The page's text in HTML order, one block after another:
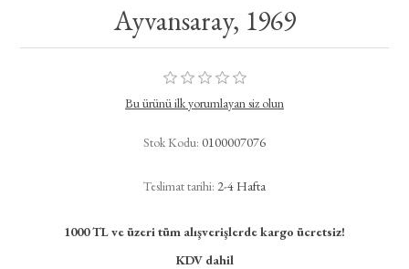
Ayvansaray, 1969​
Bu ürünü ilk yorumlayan siz olun
Stok Kodu: 0100007076
Teslimat tarihi: 2-4 Hafta
1000 TL ve üzeri tüm alışverişlerde kargo ücretsiz!
KDV dahil